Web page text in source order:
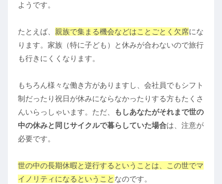
ようです。
たとえば、 親族で集まる機会などはことごとく欠席にな
ります。家族（特に子ども）と休みが合わないので旅行
も行きにくくなります。
もちろん様々な働き方がありますし、会社員でもシフト
制だったり祝日が休みにならなかったりする方もたくさ
んいらっしゃいます。ただ、
もしあなたがそれまで世の
中の休みと同じサイクルで暮らしていた場合は、注意が
必要です。
世の中の長期休暇と逆行するということは、この世でマ
イノリティになるということ なのです。